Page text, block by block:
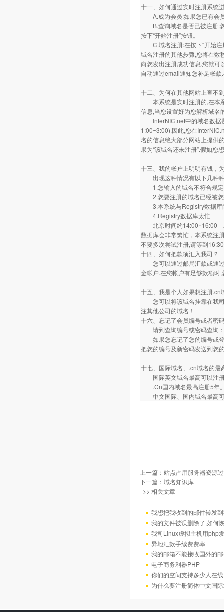
十一、如何通过实时注册系统
A.成为会员:如果您已有会
B.查询域名是否已被注册:您
按下“开始注册”按钮。
C.域名注册:在按下“开始注
域名注册的其他步骤,您将在数
向您发出注册成功信息.您就
自动通过email通知您补足帐
十二、为何在其他网站上查不
本系统是实时注册的,在本系
信息,当您设置好为您解析域名
InterNIC.net中的域名数据
1:00~3:00),因此,您在
名的信息绝大部分网站上提供
果为“该域名还未注册”.假如您
十三、我的帐户上明明有钱，
出现这种情况有以下几种
1.您输入的域名不符合规定
2.您要注册的域名已经被您
3.本系统与Registry数据库
4.Registry数据库太忙
北京时间约14:00~16:00 或
数据库会非常繁忙，本系统注
不要多次尝试注册,请等到
十四、如何把款项汇入我司？
您可以通过邮局汇款或通过
金帐户.在您帐户有足够款项时
十五、我是个人如果想注册.cn
您可以将该域名挂靠在我司
注其他公司的域名！
十六、忘记了会员编号或者密
请到查询编号或密码查询
如果您忘记了您的编号或登
把您的编号及新密码发送到您
十七、国际域名、.cn域名的
国际英文域名最高可以注
.Cn国内域名最高注册5年
中文国际、国内域名最高
上一篇： 站点占用服务器资源
下一篇： 域名知识库
>> 相关文章
我想把我收到的邮件转发
我的文件被误删除了,如何
我司Linux虚拟主机用php
异地汇款手续费费率
我的邮箱不能接收国外的
电子商务利器PHP
你们的空间支持多少人在
为什么要注册简体中文国